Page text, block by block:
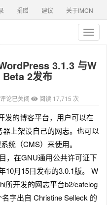
关于IMCN
建议
捐赠
T
o
g
v
i
g
t
i
o
n
3.1.3 与W
2发布
评论已关闭 阅读 17,715 次
发的博客平台，用户可以在
上架设自己的网志。也可以
统（CMS）来使用。
，在GNU通用公共许可证下
10月15日发布的3.0.1版。 W
所开发的网志平台b2/cafelog
字出自 Christine Selleck 的